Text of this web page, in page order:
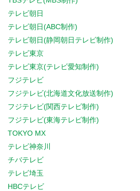
テレビ朝日
テレビ朝日(ABC制作)
テレビ朝日(静岡朝日テレビ制作)
テレビ東京
テレビ東京(テレビ愛知制作)
フジテレビ
フジテレビ(北海道文化放送制作)
フジテレビ(関西テレビ制作)
フジテレビ(東海テレビ制作)
TOKYO MX
テレビ神奈川
チバテレビ
テレビ埼玉
HBCテレビ